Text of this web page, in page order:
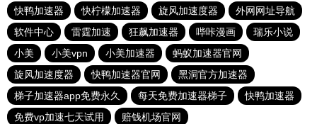
快鸭加速器
快柠檬加速器 旋风加速度器
外网网址导航
软件中心
雷霆加速 狂飙加速器 哔咔漫画
瑞乐小说
小美
小美vpn 小美加速器
蚂蚁加速器官网
旋风加速度器
快鸭加速器官网
黑洞官方加速器
梯子加速器app免费永久
每天免费加速器梯子
快鸭加速器
免费vp加速七天试用
赔钱机场官网